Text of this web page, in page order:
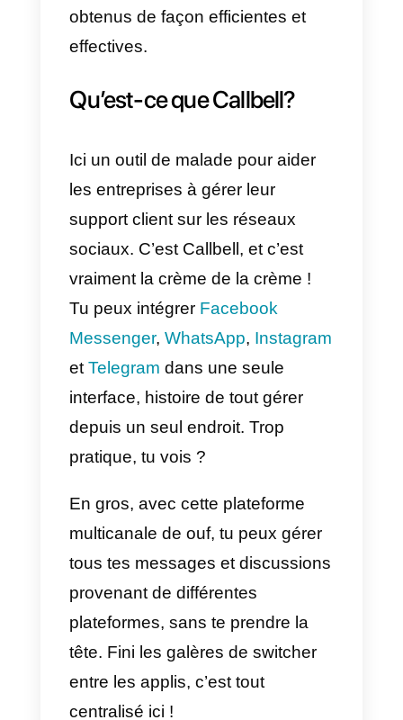
efficacité en un lapse de temps
possible.
L’efficience se réfère à la
de produire quantité déterminée
de produits ou services en
utilisant le moins de ressources
possible.
En d’autres termes, la
de l’équipe d’opérations peut se
mesurer par la quantité de
en une période de temps donné
et comment ces résultats sont
obtenus de façon efficientes et
effectives.
Qu’est-ce que Callbell?